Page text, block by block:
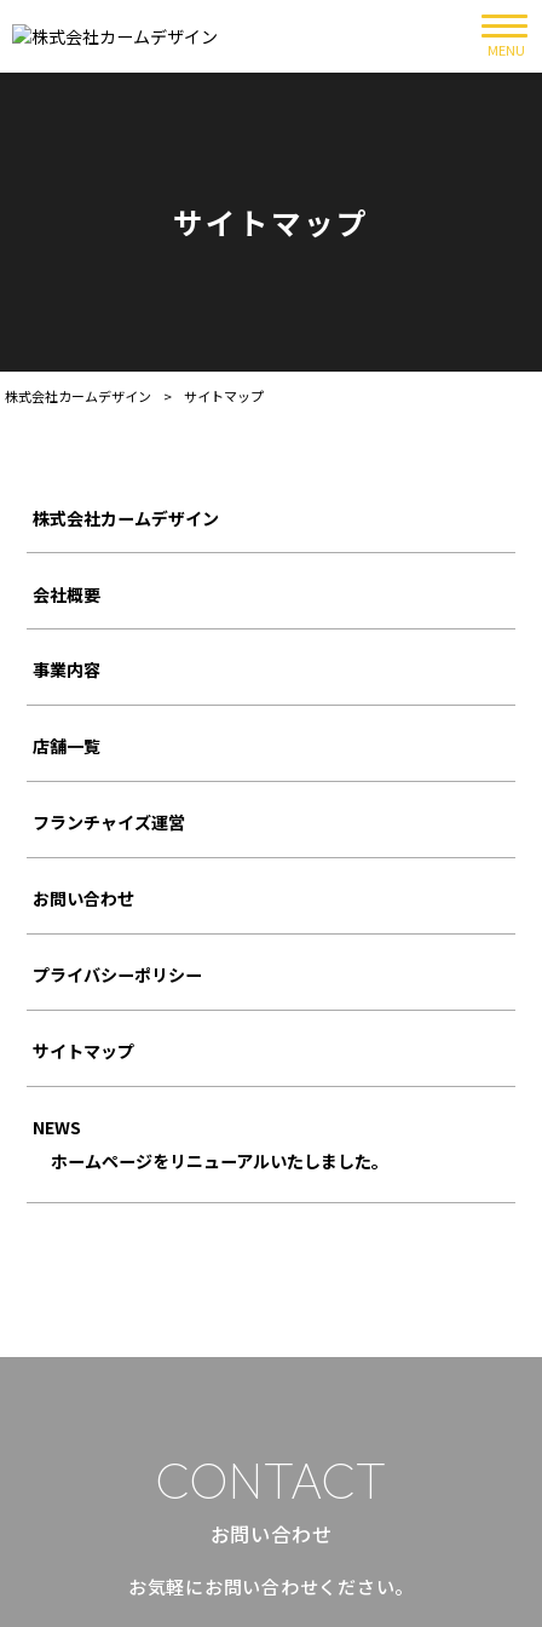
MENU
サイトマップ
株式会社カームデザイン > サイトマップ
株式会社カームデザイン
会社概要
事業内容
店舗一覧
フランチャイズ運営
お問い合わせ
プライバシーポリシー
サイトマップ
NEWS
ホームページをリニューアルいたしました。
CONTACT
お問い合わせ
お気軽にお問い合わせください。